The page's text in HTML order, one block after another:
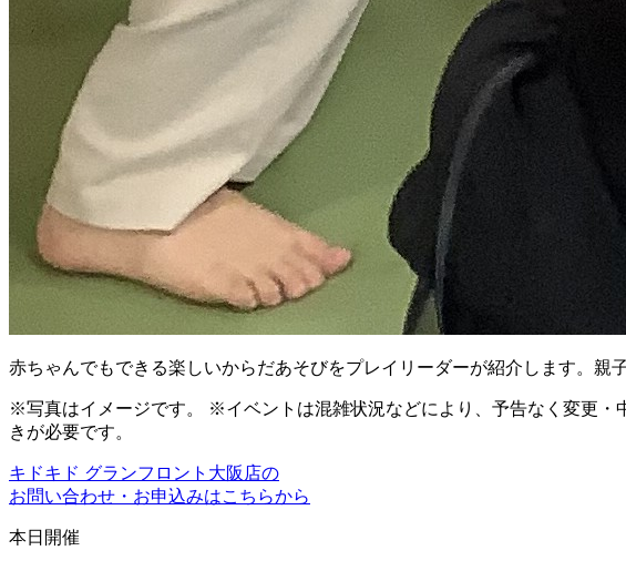
赤ちゃんでもできる楽しいからだあそびをプレイリーダーが紹介します。親
※写真はイメージです。 ※イベントは混雑状況などにより、予告なく変更
きが必要です。
キドキド グランフロント大阪店の
お問い合わせ・お申込みはこちらから
本日開催